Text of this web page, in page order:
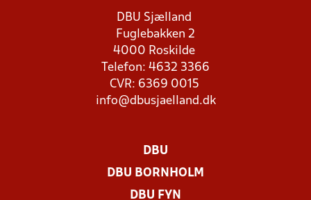
DBU Sjælland
Fuglebakken 2
4000 Roskilde
Telefon: 4632 3366
CVR: 6369 0015
info@dbusjaelland.dk
DBU
DBU BORNHOLM
DBU FYN